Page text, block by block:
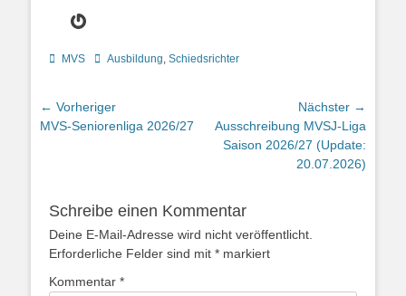
Gravatar
Kategorien
MVS Schlagworte
Ausbildung, Schiedsrichter
Beitragsnavigation
← Vorheriger
Vorheriger
MVS-Seniorenliga 2026/27
Nächster →
Nächster
Beitrag:
Ausschreibung MVSJ-Liga
Saison 2026/27 (Update:
20.07.2026)
Schreibe einen Kommentar
Deine E-Mail-Adresse wird nicht veröffentlicht.
Erforderliche Felder sind mit * markiert
Kommentar *